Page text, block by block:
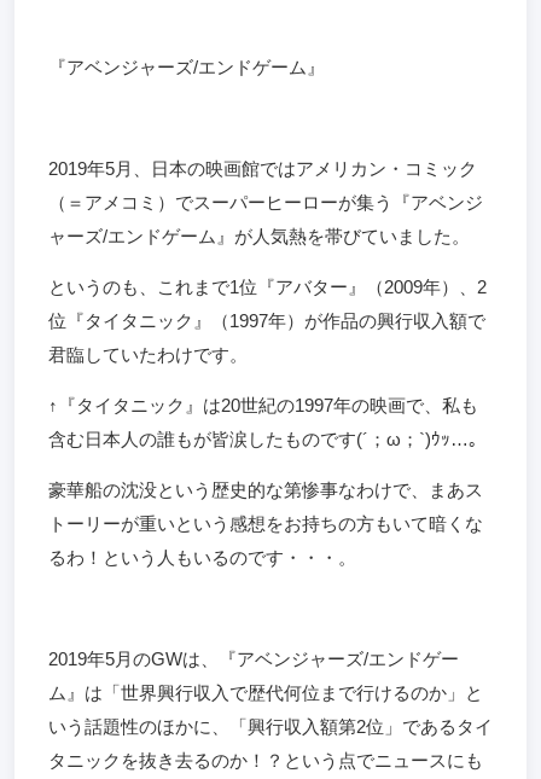
『アベンジャーズ/エンドゲーム』
2019年5月、日本の映画館ではアメリカン・コミック
（＝アメコミ）でスーパーヒーローが集う『アベンジ
ャーズ/エンドゲーム』が人気熱を帯びていました。
というのも、これまで1位『アバター』（2009年）、2
位『タイタニック』（1997年）が作品の興行収入額で
君臨していたわけです。
↑『タイタニック』は20世紀の1997年の映画で、私も
含む日本人の誰もが皆涙したものです(´；ω；`)ｳｯ…。
豪華船の沈没という歴史的な第惨事なわけで、まあス
トーリーが重いという感想をお持ちの方もいて暗くな
るわ！という人もいるのです・・・。
2019年5月のGWは、『アベンジャーズ/エンドゲー
ム』は「世界興行収入で歴代何位まで行けるのか」と
いう話題性のほかに、「興行収入額第2位」であるタイ
タニックを抜き去るのか！？という点でニュースにも